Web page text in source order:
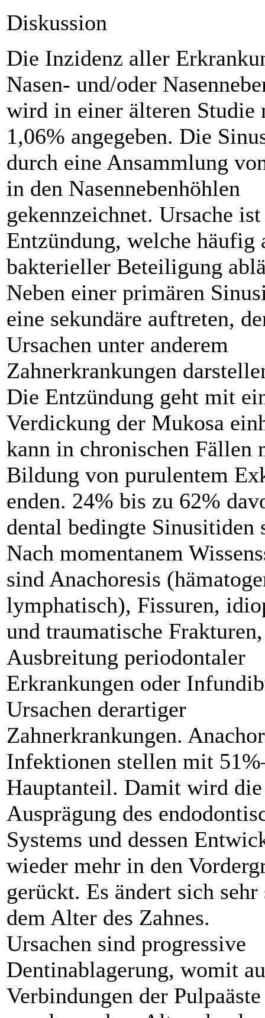
Diskussion
Die Inzidenz aller
Nasen- und/oder
wird in einer älteren Studie
1,06% angegeben. Die
durch eine Ansammlung
in den Nasennebenhöhlen
gekennzeichnet. Ursache
Entzündung, welche häufig
bakterieller Beteiligung
Neben einer primären
eine sekundäre auftreten,
Ursachen unter anderem
Zahnerkrankungen
Die Entzündung geht mit
Verdickung der Mukosa
kann in chronischen Fällen
Bildung von purulentem
enden. 24% bis zu 62%
dental bedingte Sinusitiden
Nach momentanem
sind Anachoresis
lymphatisch), Fissuren,
und traumatische Frakturen,
Ausbreitung periodontaler
Erkrankungen oder
Ursachen derartiger
Zahnerkrankungen.
Infektionen stellen mit
Hauptanteil. Damit wird die
Ausprägung des
Systems und dessen
wieder mehr in den
gerückt. Es ändert sich
dem Alter des Zahnes.
Ursachen sind progressive
Dentinablagerung, womit
Verbindungen der